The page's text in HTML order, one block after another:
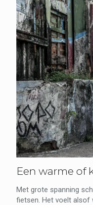
Een warme of
Met grote spanning
fietsen. Het voelt alsof